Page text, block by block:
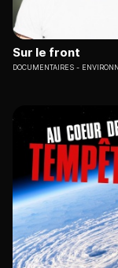
Sur le front
DOCUMENTAIRES